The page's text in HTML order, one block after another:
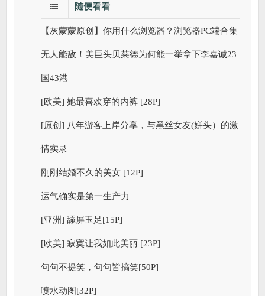
随便看看
【灰蒙蒙原创】你用什么浏览器？浏览器PC端合集
无人能敌！美巨头贝莱德为何能一举拿下李嘉诚23
国43港
[欧美] 她最喜欢穿的内裤 [28P]
[原创] 八年游客上岸分享，与黑丝女友(姘头）的激
情实录
刚刚结婚不久的美女 [12P]
运气确实是第一生产力
[亚洲] 舔屏玉足[15P]
[欧美] 寂寞让我如此美丽 [23P]
句句不提笑，句句皆搞笑[50P]
喷水动图[32P]